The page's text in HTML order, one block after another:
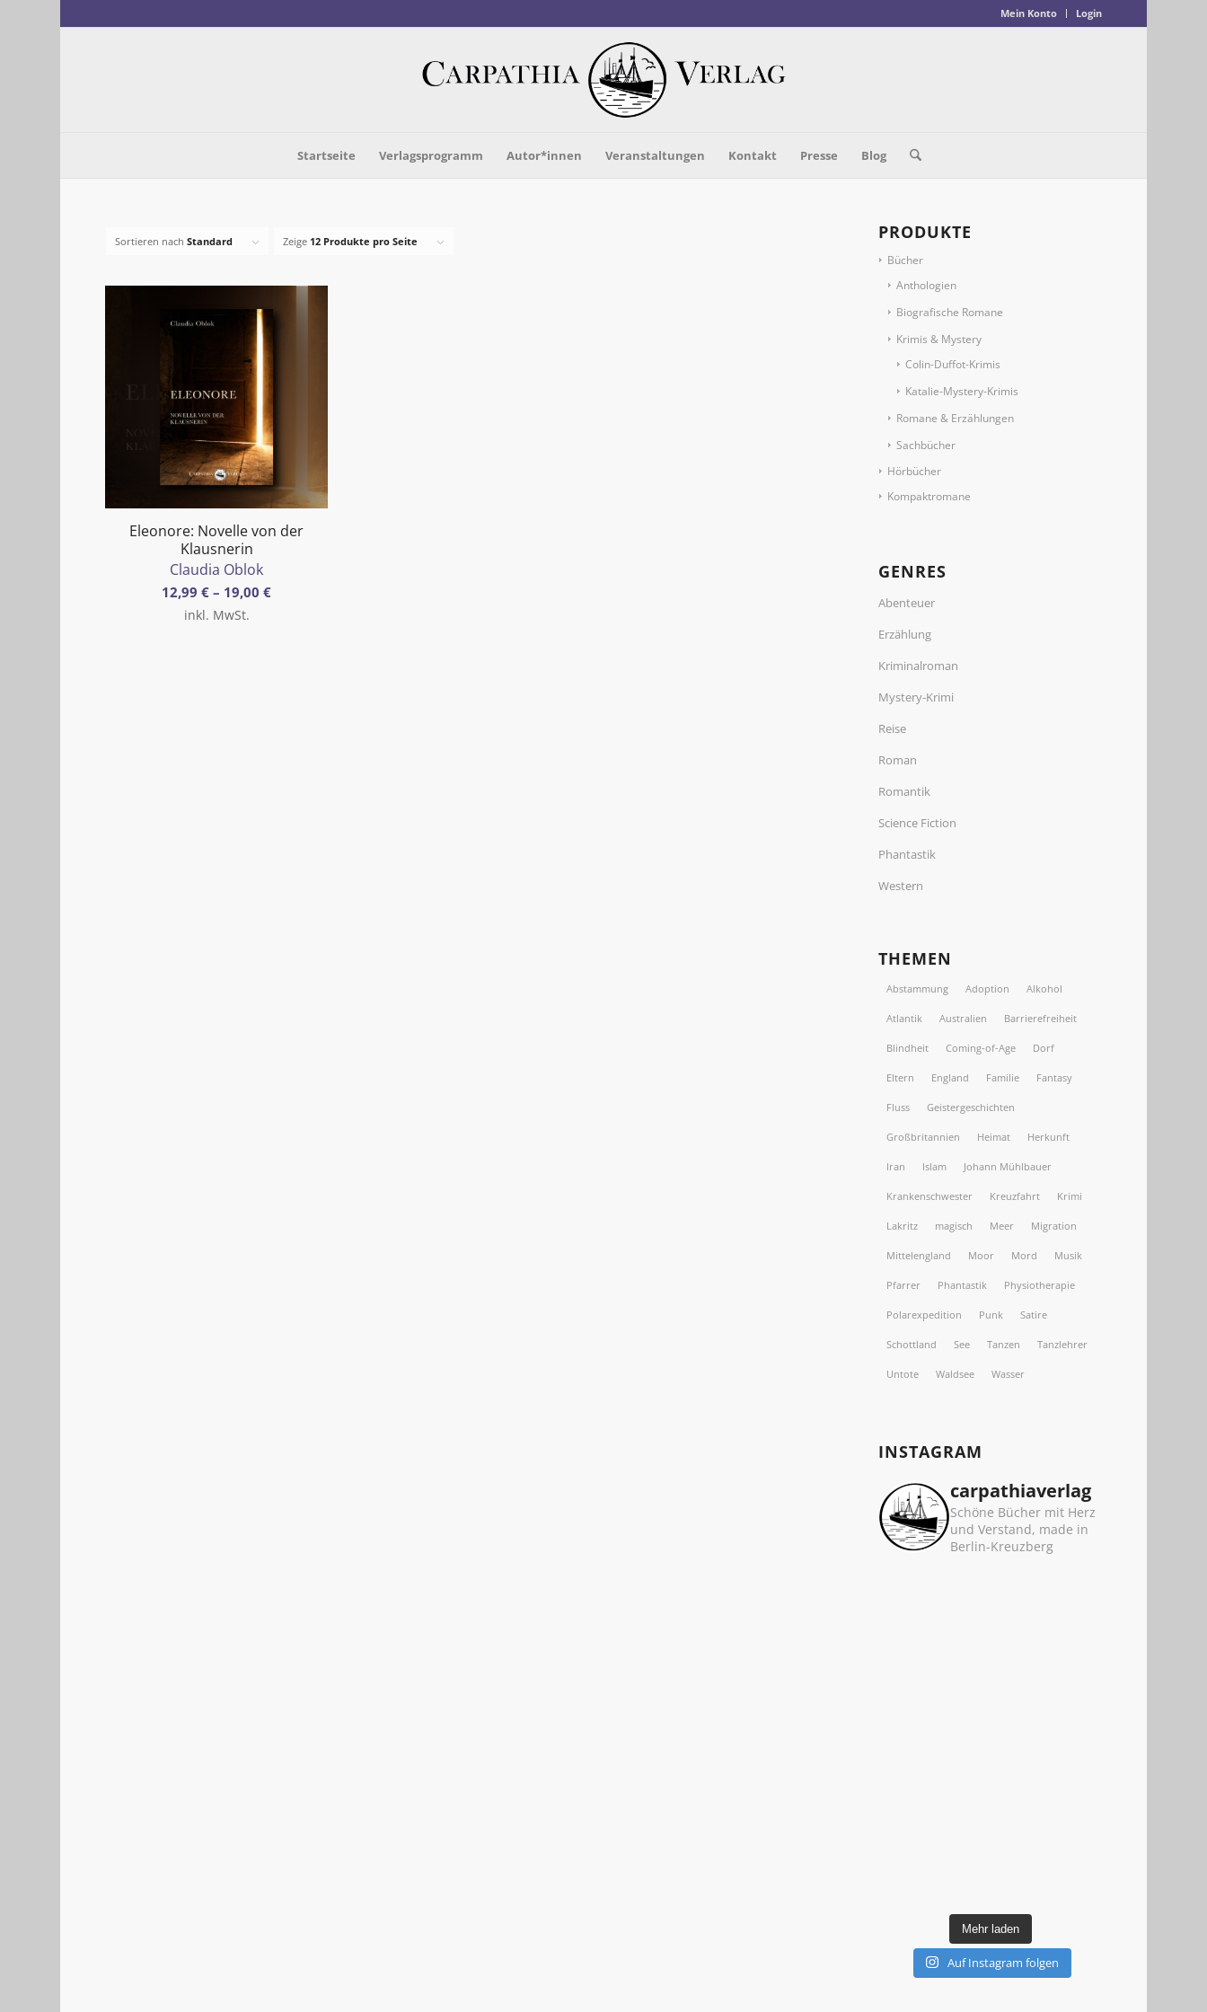
Mein Konto Login
Startseite Verlagsprogramm Autor*innen Veranstaltungen Kontakt Presse Blog
Sortieren nachStandard Zeige 12 Produkte pro Seite
Eleonore: Novelle von der
Klausnerin
Claudia Oblok
12,99€ – 19,00€
inkl. MwSt.
PRODUKTE
Bücher
Anthologien
Biografische Romane
Krimis & Mystery
Colin-Duffot-Krimis
Katalie-Mystery-Krimis
Romane & Erzählungen
Sachbücher
Hörbücher
Kompaktromane
GENRES
Abenteuer
Erzählung
Kriminalroman
Mystery-Krimi
Reise
Roman
Romantik
Science Fiction
Phantastik
Western
THEMEN
Abstammung Adoption Alkohol
Atlantik Australien Barrierefreiheit
Blindheit Coming-of-Age Dorf
Eltern England Familie Fantasy
Fluss Geistergeschichten
Großbritannien Heimat Herkunft
Iran Islam Johann Mühlbauer
Krankenschwester Kreuzfahrt Krimi
Lakritz magisch Meer Migration
Mittelengland Moor Mord Musik
Pfarrer Phantastik Physiotherapie
Polarexpedition Punk Satire
Schottland See Tanzen Tanzlehrer
Untote Waldsee Wasser
INSTAGRAM
carpathiaverlag
Schöne Bücher mit Herz
und Verstand, made in
Berlin-Kreuzberg
Mehr laden
Auf Instagram folgen